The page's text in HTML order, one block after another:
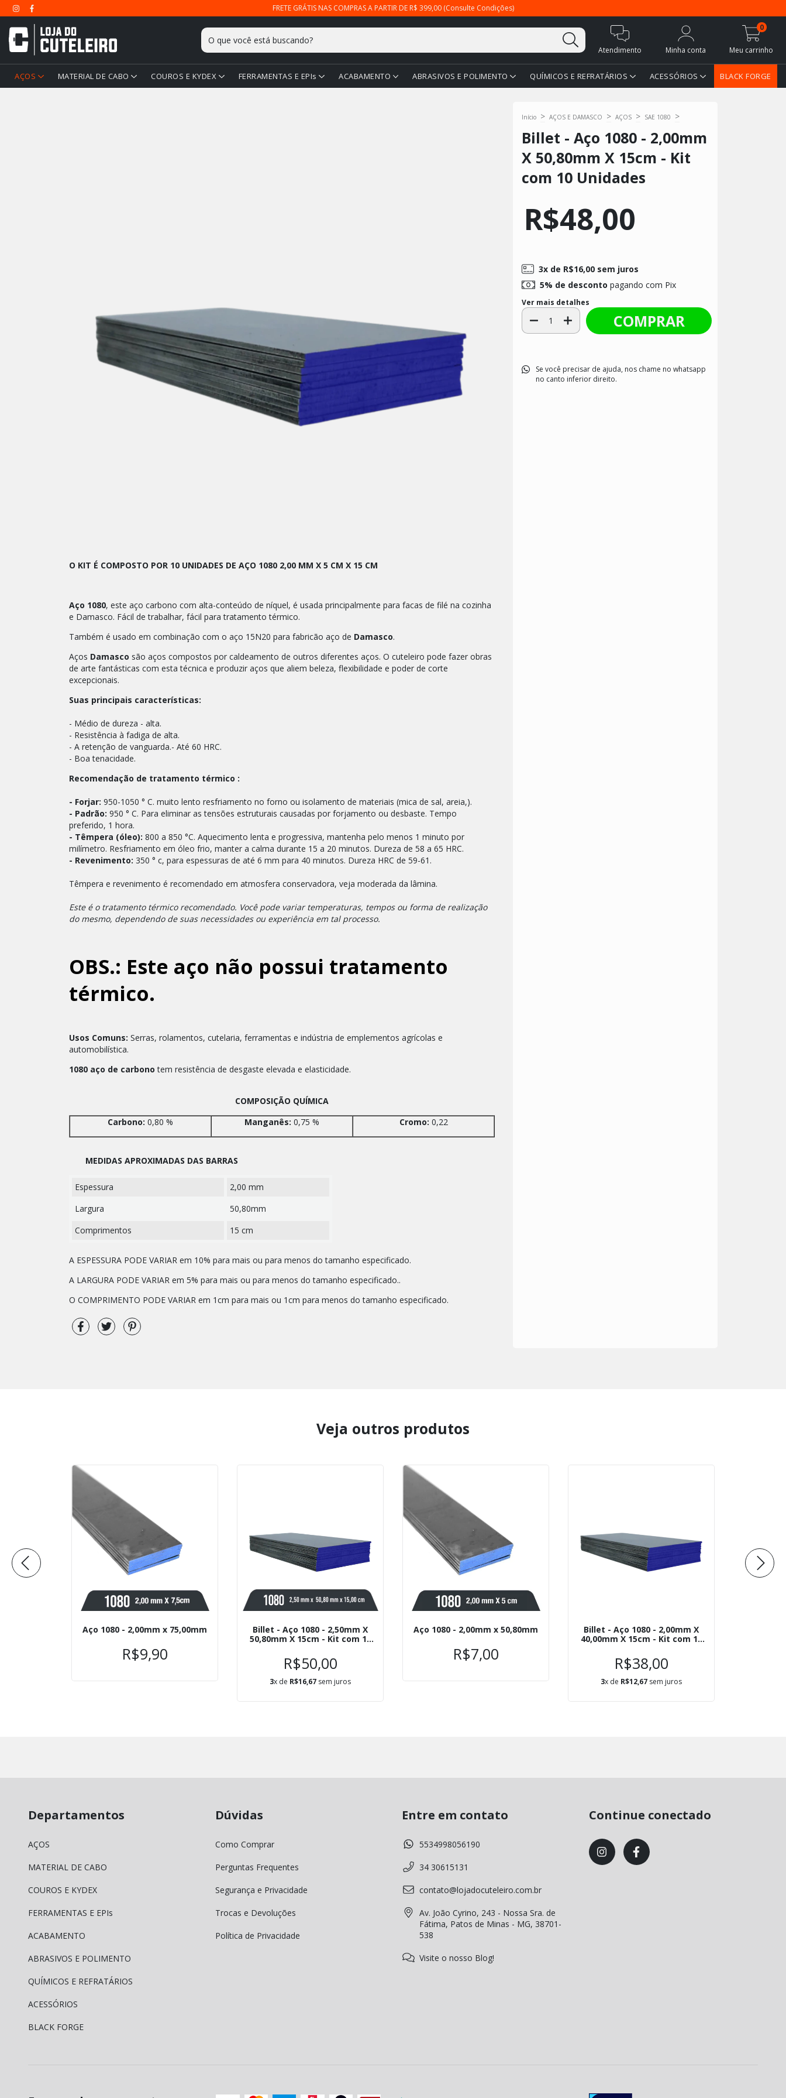
FRETE GRÁTIS NAS COMPRAS A PARTIR DE R$ 399,00 (Consulte Condições)
Atendimento Minha conta Meu carrinho
0
AÇOS MATERIAL DE CABO COUROS E KYDEX FERRAMENTAS E EPIs ACABAMENTO ABRASIVOS E POLIMENTO QUÍMICOS E REFRATÁRIOS ACESSÓRIOS BLACK FORGE
O KIT É COMPOSTO POR 10 UNIDADES DE AÇO 1080 2,00 MM X 5 CM X 15 CM
Aço 1080, este aço carbono com alta-conteúdo de níquel, é usada principalmente para facas de filé na cozinha
e Damasco. Fácil de trabalhar, fácil para tratamento térmico.
Também é usado em combinação com o aço 15N20 para fabricão aço de Damasco.
Aços Damasco são aços compostos por caldeamento de outros diferentes aços. O cuteleiro pode fazer obras
de arte fantásticas com esta técnica e produzir aços que aliem beleza, flexibilidade e poder de corte
excepcionais.
Suas principais características:
- Médio de dureza - alta.
- Resistência à fadiga de alta.
- A retenção de vanguarda.- Até 60 HRC.
- Boa tenacidade.
Recomendação de tratamento térmico :
- Forjar: 950-1050 ° C. muito lento resfriamento no forno ou isolamento de materiais (mica de sal, areia,).
- Padrão: 950 ° C. Para eliminar as tensões estruturais causadas por forjamento ou desbaste. Tempo
preferido, 1 hora.
- Têmpera (óleo): 800 a 850 °C. Aquecimento lenta e progressiva, mantenha pelo menos 1 minuto por
milímetro. Resfriamento em óleo frio, manter a calma durante 15 a 20 minutos. Dureza de 58 a 65 HRC.
- Revenimento: 350 ° c, para espessuras de até 6 mm para 40 minutos. Dureza HRC de 59-61.
Têmpera e revenimento é recomendado em atmosfera conservadora, veja moderada da lâmina.
Este é o tratamento térmico recomendado. Você pode variar temperaturas, tempos ou forma de realização
do mesmo, dependendo de suas necessidades ou experiência em tal processo.
OBS.: Este aço não possui tratamento
térmico.
Usos Comuns: Serras, rolamentos, cutelaria, ferramentas e indústria de emplementos agrícolas e
automobilística.
1080 aço de carbono tem resistência de desgaste elevada e elasticidade.
COMPOSIÇÃO QUÍMICA
Carbono: 0,80 % Manganês: 0,75 % Cromo: 0,22
MEDIDAS APROXIMADAS DAS BARRAS
Espessura
2,00 mm
Largura
50,80mm
Comprimentos
15 cm
A ESPESSURA PODE VARIAR em 10% para mais ou para menos do tamanho especificado.
A LARGURA PODE VARIAR em 5% para mais ou para menos do tamanho especificado..
O COMPRIMENTO PODE VARIAR em 1cm para mais ou 1cm para menos do tamanho especificado.
Início > AÇOS E DAMASCO > AÇOS > SAE 1080 >
Billet - Aço 1080 - 2,00mm
X 50,80mm X 15cm - Kit
com 10 Unidades
R$48,00
3x de R$16,00sem juros
5% de desconto pagando com Pix
Ver mais detalhes
Se você precisar de ajuda, nos chame no whatsapp
no canto inferior direito.
Veja outros produtos
Aço 1080 - 2,00mm x 75,00mm
R$9,90
Billet - Aço 1080 - 2,50mm X
50,80mm X 15cm - Kit com 10
R$50,00
3x de R$16,67 sem juros
Aço 1080 - 2,00mm x 50,80mm
R$7,00
Billet - Aço 1080 - 2,00mm X
40,00mm X 15cm - Kit com 10
R$38,00
3x de R$12,67 sem juros
Departamentos
AÇOS
MATERIAL DE CABO
COUROS E KYDEX
FERRAMENTAS E EPIs
ACABAMENTO
ABRASIVOS E POLIMENTO
QUÍMICOS E REFRATÁRIOS
ACESSÓRIOS
BLACK FORGE
Dúvidas
Como Comprar
Perguntas Frequentes
Segurança e Privacidade
Trocas e Devoluções
Política de Privacidade
Entre em contato
5534998056190
34 30615131
contato@lojadocuteleiro.com.br
Av. João Cyrino, 243 - Nossa Sra. de
Fátima, Patos de Minas - MG, 38701-
538
Visite o nosso Blog!
Continue conectado